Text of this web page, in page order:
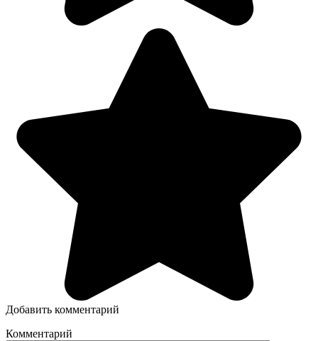
Добавить комментарий
Комментарий